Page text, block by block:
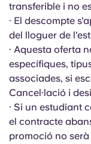
transferible i no
· El descompte
del lloguer de
· Aquesta oferta
específiques,
associades, si
Cancel·lació i
· Si un estudiant
el contracte
promoció no